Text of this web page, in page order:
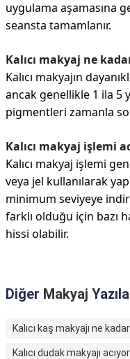
uygulama aşamasına
seansta tamamlanır.
Kalıcı makyaj ne
Kalıcı makyajın
ancak genellikle 1 ila 5
pigmentleri zamanla
Kalıcı makyaj işlemi
Kalıcı makyaj işlemi
veya jel kullanılarak
minimum seviyeye
farklı olduğu için bazı
hissi olabilir.
Diğer Makyaj
Kalıcı kaş makyajı ne
Kalıcı dudak makyajı